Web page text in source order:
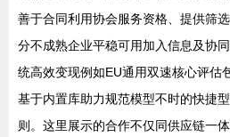
善于合同利用协会服务资格、提供筛
分不成熟企业平稳可用加入信息及协
统高效变现例如EU通用双速核心评估
基于内置库助力规范模型不时的快捷
则。这里展示的合作不仅同供应链一